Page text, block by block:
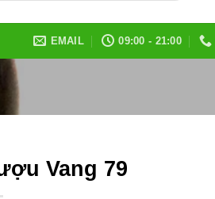
EMAIL 09:00 - 21:00
Vang 79